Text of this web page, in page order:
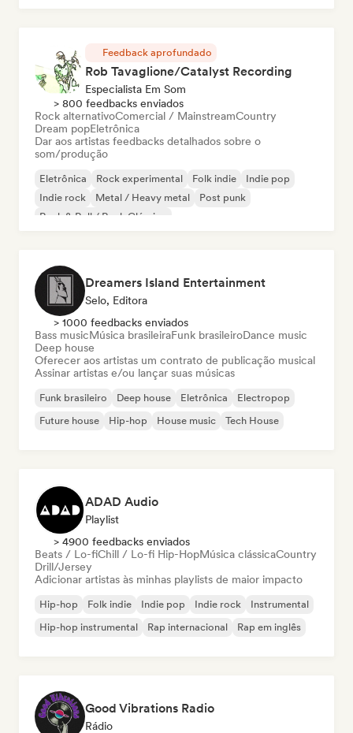
Feedback aprofundado
Rob Tavaglione/Catalyst Recording
Especialista Em Som
> 800 feedbacks enviados
Rock alternativoComercial / MainstreamCountry
Dream popEletrônica
Dar aos artistas feedbacks detalhados sobre o
som/produção
Eletrônica Rock experimental Folk indie
Indie pop
Indie rock
Metal / Heavy metal
Post punk
Rock & Roll / Rock Clássico
Dreamers Island Entertainment
Selo, Editora
> 1000 feedbacks enviados
Bass musicMúsica brasileiraFunk brasileiroDance music
Deep house
Oferecer aos artistas um contrato de publicação musical
Assinar artistas e/ou lançar suas músicas
Funk brasileiro Deep house Eletrônica
Electropop
Future house
Hip-hop House music Tech House
ADAD Audio
Playlist
> 4900 feedbacks enviados
Beats / Lo-fiChill / Lo-fi Hip-HopMúsica clássicaCountry
Drill/Jersey
Adicionar artistas às minhas playlists de maior impacto
Hip-hop Folk indie Indie pop Indie rock
Instrumental
Hip-hop instrumental
Rap internacional Rap em inglês
Good Vibrations Radio
Rádio